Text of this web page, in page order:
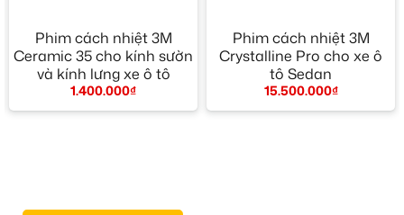
Phim cách nhiệt 3M
Ceramic 35 cho kính sườn
và kính lưng xe ô tô
1.400.000₫
Phim cách nhiệt 3M
Crystalline Pro cho xe ô
tô Sedan
15.500.000₫